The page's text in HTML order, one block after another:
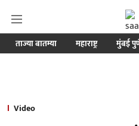
ताज्या बातम्या महाराष्ट्र मुंबई
Video